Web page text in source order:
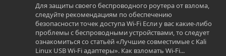
Для защиты своего беспроводного роутера от взлома,
следуйте рекомендациям по обеспечению
безопасности точек доступа Wi-Fi Если у вас какие-либо
проблемы с беспроводными устройствами, то следует
ознакомиться со статьёй «Лучшие совместимые с Kali
Linux USB Wi-Fi адаптеры». Как взломать Wi-Fi...